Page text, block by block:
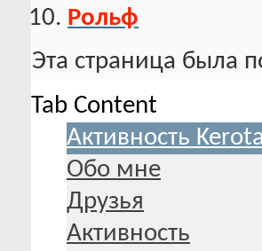
Рольф
Эта страница была
Tab Content
Активность
Обо мне
Друзья
Активность